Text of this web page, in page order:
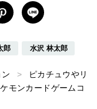
郎 水沢 林太郎
ピカチュウやリ
モンカードゲームコ